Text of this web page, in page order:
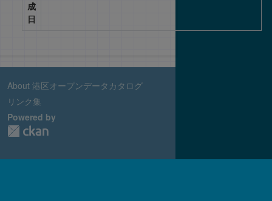
成
日
About 港区オープンデータカタログ
リンク集
Powered by